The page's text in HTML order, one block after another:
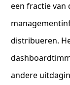
een fractie van
distribueren.
andere